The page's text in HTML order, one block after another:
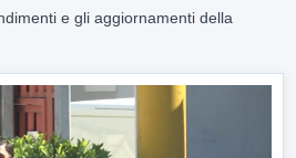
e gli aggiornamenti della